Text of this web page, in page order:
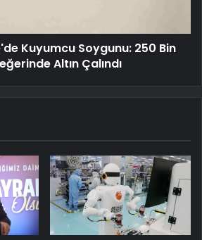
Kuyumcu Soygunu: 250 Bin
Altın Çalındı